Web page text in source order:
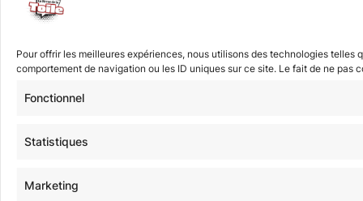
Pour offrir les meilleures expériences, nous utilisons des technologies
comportement de navigation ou les ID uniques sur ce site. Le fait de ne
Fonctionnel
Statistiques
Marketing